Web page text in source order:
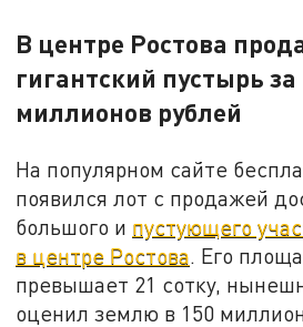
В центре Ростова
гигантский пустырь за
миллионов рублей
На популярном сайте
появился лот с продажей
большого и пустующего
в центре Ростова. Его
превышает 21 сотку,
оценил землю в 150